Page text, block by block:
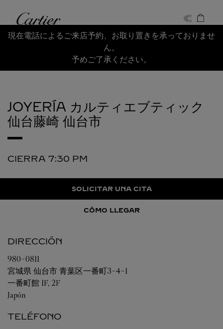
Cartier
Return to Nav
現在電話によるご来店予約、お取り置きを承っておりませ
ん。
予めご了承ください。
JOYERÍA カルティエブティック
仙台藤崎 仙台市
CIERRA 7:30 PM
SOLICITAR UNA CITA
CÓMO LLEGAR
DIRECCIÓN
980-0811
宮城県 仙台市 青葉区一番町3-4-1
一番町館 1F, 2F
Japón
TELÉFONO